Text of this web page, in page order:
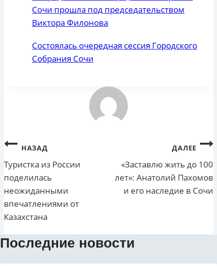
Сочи прошла под председательством
Виктора Филонова
Состоялась очередная сессия Городского
Собрания Сочи
Навигация
по
записям
НАЗАД
Туристка из России
поделилась
неожиданными
впечатлениями от
Казахстана
ДАЛЕЕ
«Заставлю жить до 100
лет»: Анатолий Пахомов
и его наследие в Сочи
Последние новости